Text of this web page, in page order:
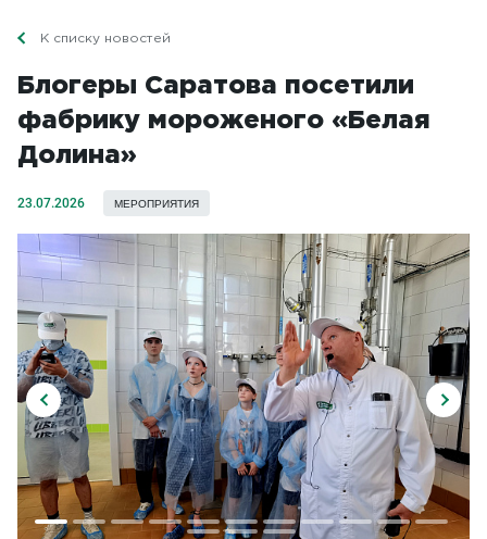
К списку новостей
Блогеры Саратова посетили
фабрику мороженого «Белая
Долина»
23.07.2026 МЕРОПРИЯТИЯ